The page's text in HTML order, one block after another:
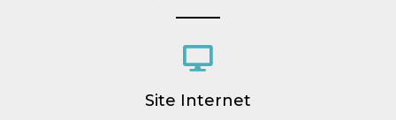
Site Internet